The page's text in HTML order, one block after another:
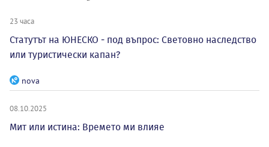
23 часа
Статутът на ЮНЕСКО - под въпрос: Световно наследство
или туристически капан?
nova
08.10.2025
Мит или истина: Времето ми влияе